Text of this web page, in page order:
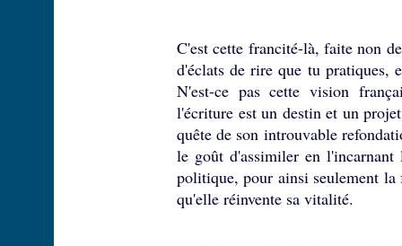
C'est cette francité-là, faite non
d'éclats de rire que tu pratiques,
N'est-ce pas cette vision
l'écriture est un destin et un
quête de son introuvable
le goût d'assimiler en
politique, pour ainsi seulement
qu'elle réinvente sa vitalité.